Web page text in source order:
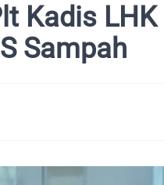
Kadis LHK
Sampah